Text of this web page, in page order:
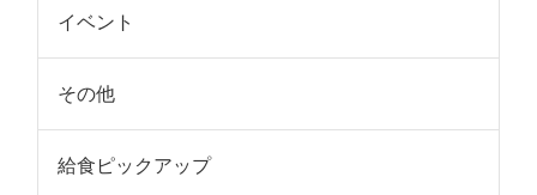
イベント
その他
給食ピックアップ